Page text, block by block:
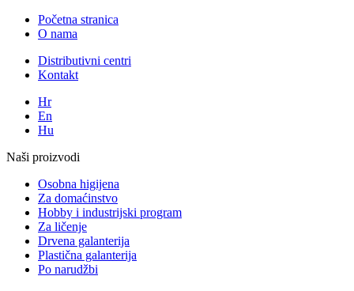
Početna stranica
O nama
Distributivni centri
Kontakt
Hr
En
Hu
Naši proizvodi
Osobna higijena
Za domaćinstvo
Hobby i industrijski program
Za ličenje
Drvena galanterija
Plastična galanterija
Po narudžbi